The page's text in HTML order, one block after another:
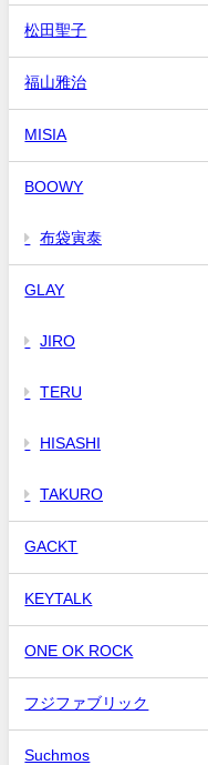
松田聖子
福山雅治
MISIA
BOOWY
布袋寅泰
GLAY
JIRO
TERU
HISASHI
TAKURO
GACKT
KEYTALK
ONE OK ROCK
フジファブリック
Suchmos